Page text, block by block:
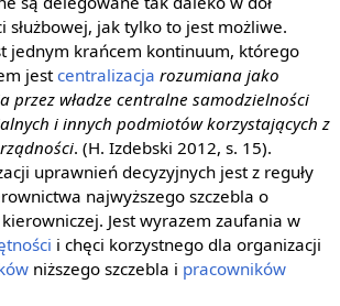
służbowej, jak tylko to jest możliwe.
jednym krańcem kontinuum, którego
jestcentralizacja rozumiana jako
przez władze centralne samodzielności
i innych podmiotów korzystających z
. (H. Izdebski 2012, s. 15).
uprawnień decyzyjnych jest z reguły
najwyższego szczebla o
Jest wyrazem zaufania w
i chęci korzystnego dla organizacji
niższego szczebla i pracowników